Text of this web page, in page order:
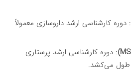
: دوره کارشناسی ارشد داروسازی معمولاً
: دوره کارشناسی ارشد پرستاری